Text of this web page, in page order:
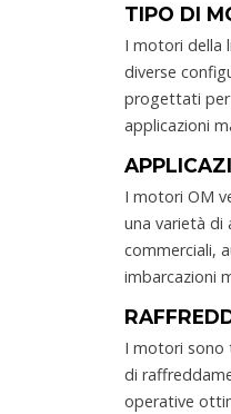
TIPO DI
I motori della
diverse
progettati per
applicazioni
I motori OM
una varietà di
commerciali,
imbarcazioni
I motori sono
di
operative